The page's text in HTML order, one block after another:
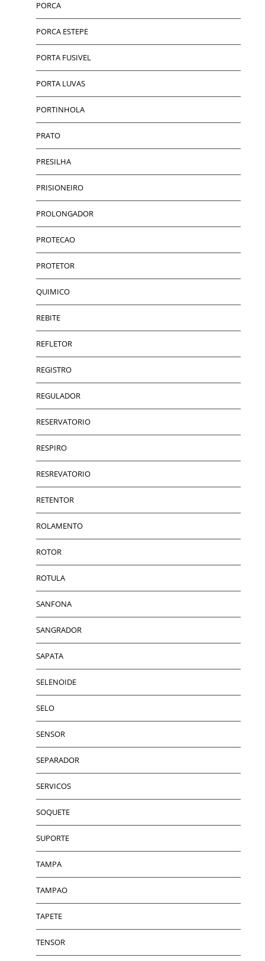
PORCA
PORCA ESTEPE
PORTA FUSIVEL
PORTA LUVAS
PORTINHOLA
PRATO
PRESILHA
PRISIONEIRO
PROLONGADOR
PROTECAO
PROTETOR
QUIMICO
REBITE
REFLETOR
REGISTRO
REGULADOR
RESERVATORIO
RESPIRO
RESREVATORIO
RETENTOR
ROLAMENTO
ROTOR
ROTULA
SANFONA
SANGRADOR
SAPATA
SELENOIDE
SELO
SENSOR
SEPARADOR
SERVICOS
SOQUETE
SUPORTE
TAMPA
TAMPAO
TAPETE
TENSOR